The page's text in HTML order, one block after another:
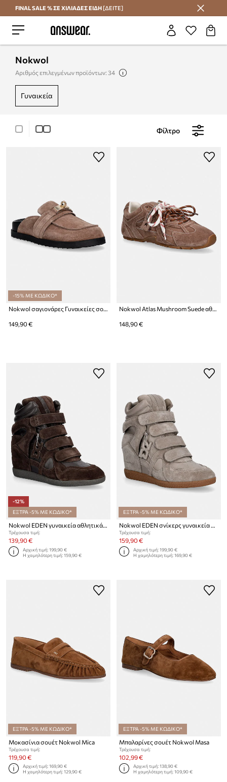
Εξοικονομήστε με το Answear Club
FINAL SALE % ΣΕ ΧΙΛΙΑΔΕΣ ΕΙΔΗ [ΔΕΙΤΕ]
Nokwol
Αριθμός επιλεγμένων προϊόντων: 34
γυναικεία
Φίλτρο
-15% ΜΕ ΚΩΔΙΚΟ*
Nokwol σαγιονάρες Γυναικείες σουέτ Tammy Mushroom Suede
149,90 €
Nokwol Atlas Mushroom Suede αθλητικά γυναικεία σουέτ
148,90 €
-12%
ΕΞΤΡΑ -5% ΜΕ ΚΩΔΙΚΟ*
Nokwol EDEN γυναικεία αθλητικά δερμάτινα
Τρέχουσα τιμή:
139,90 €
Αρχική τιμή:199,90 €
Η χαμηλότερη τιμή:159,90 €
ΕΞΤΡΑ -5% ΜΕ ΚΩΔΙΚΟ*
Nokwol EDEN σνίκερς γυναικεία σουέτ
Τρέχουσα τιμή:
159,90 €
Αρχική τιμή:199,90 €
Η χαμηλότερη τιμή:169,90 €
ΕΞΤΡΑ -5% ΜΕ ΚΩΔΙΚΟ*
Μοκασίνια σουέτ Nokwol Mica
Τρέχουσα τιμή:
119,90 €
Αρχική τιμή:169,90 €
Η χαμηλότερη τιμή:129,90 €
ΕΞΤΡΑ -5% ΜΕ ΚΩΔΙΚΟ*
Μπαλαρίνες σουέτ Nokwol Masa
Τρέχουσα τιμή:
102,99 €
Αρχική τιμή:138,90 €
Η χαμηλότερη τιμή:109,90 €